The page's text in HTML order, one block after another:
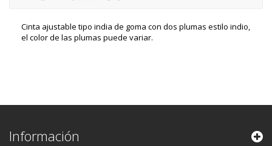
Cinta ajustable tipo india de goma con dos plumas estilo indio,
el color de las plumas puede variar.
Información